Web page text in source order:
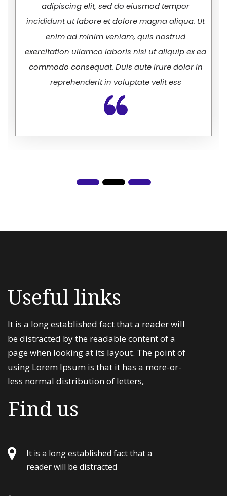
adipiscing elit, sed do eiusmod tempor
incididunt ut labore et dolore magna aliqua. Ut
enim ad minim veniam, quis nostrud
exercitation ullamco laboris nisi ut aliquip ex ea
commodo consequat. Duis aute irure dolor in
reprehenderit in voluptate velit ess
Useful links
It is a long established fact that a reader will
be distracted by the readable content of a
page when looking at its layout. The point of
using Lorem Ipsum is that it has a more-or-
less normal distribution of letters,
Find us
It is a long established fact that a
reader will be distracted